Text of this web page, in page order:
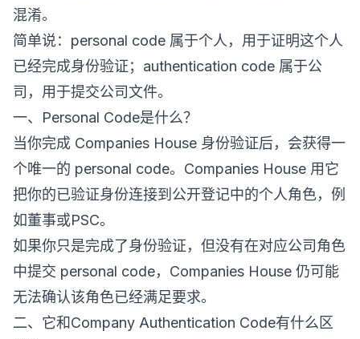
混淆。
简单说：personal code 属于个人，用于证明这个人
已经完成身份验证；authentication code 属于公
司，用于提交公司文件。
一、Personal Code是什么？
当你完成 Companies House 身份验证后，会获得一
个唯一的 personal code。Companies House 用它
把你的已验证身份连接到公开登记中的个人角色，例
如董事或PSC。
如果你只是完成了身份验证，但没有在对应公司角色
中提交 personal code，Companies House 仍可能
无法确认该角色已经满足要求。
二、它和Company Authentication Code有什么区